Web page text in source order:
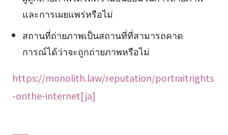
และการเผยแพร่หรือไม่
สถานที่ถ่ายภาพเป็นสถานที่ที่สามารถคาด
การณ์ได้ว่าจะถูกถ่ายภาพหรือไม่
https://monolith.law/reputation/portraitrights
-onthe-internet[ja]